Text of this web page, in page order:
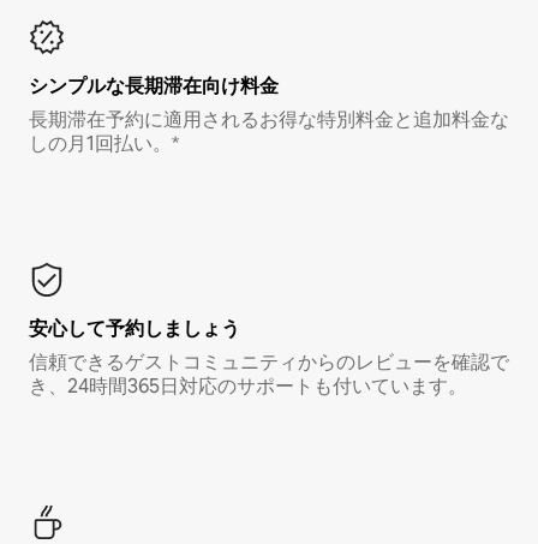
シンプルな長期滞在向け料金
長期滞在予約に適用されるお得な特別料金と追加料金な
しの月1回払い。*
安心して予約しましょう
信頼できるゲストコミュニティからのレビューを確認で
き、24時間365日対応のサポートも付いています。